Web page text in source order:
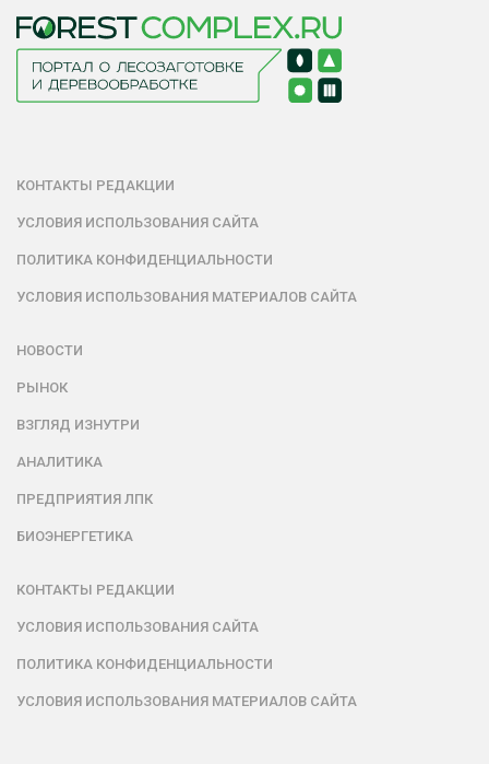
КОНТАКТЫ РЕДАКЦИИ
УСЛОВИЯ ИСПОЛЬЗОВАНИЯ САЙТА
ПОЛИТИКА КОНФИДЕНЦИАЛЬНОСТИ
УСЛОВИЯ ИСПОЛЬЗОВАНИЯ МАТЕРИАЛОВ САЙТА
НОВОСТИ
РЫНОК
ВЗГЛЯД ИЗНУТРИ
АНАЛИТИКА
ПРЕДПРИЯТИЯ ЛПК
БИОЭНЕРГЕТИКА
КОНТАКТЫ РЕДАКЦИИ
УСЛОВИЯ ИСПОЛЬЗОВАНИЯ САЙТА
ПОЛИТИКА КОНФИДЕНЦИАЛЬНОСТИ
УСЛОВИЯ ИСПОЛЬЗОВАНИЯ МАТЕРИАЛОВ САЙТА